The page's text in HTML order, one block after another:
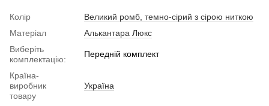
Колір
Великий ромб, темно-сірий з сірою ниткою
Матеріал
Алькантара Люкс
Виберіть
комплектацію:
Передній комплект
Країна-
виробник
товару
Україна